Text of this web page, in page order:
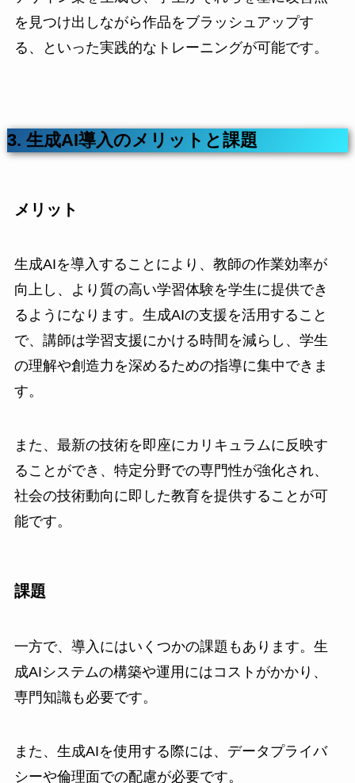
を見つけ出しながら作品をブラッシュアップす
る、といった実践的なトレーニングが可能です。
3. 生成AI導入のメリットと課題
メリット
生成AIを導入することにより、教師の作業効率が
向上し、より質の高い学習体験を学生に提供でき
るようになります。生成AIの支援を活用すること
で、講師は学習支援にかける時間を減らし、学生
の理解や創造力を深めるための指導に集中できま
す。
また、最新の技術を即座にカリキュラムに反映す
ることができ、特定分野での専門性が強化され、
社会の技術動向に即した教育を提供することが可
能です。
課題
一方で、導入にはいくつかの課題もあります。生
成AIシステムの構築や運用にはコストがかかり、
専門知識も必要です。
また、生成AIを使用する際には、データプライバ
シーや倫理面での配慮が必要です。